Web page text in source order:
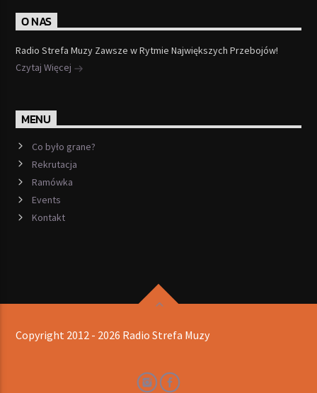
O NAS
Radio Strefa Muzy Zawsze w Rytmie Największych Przebojów!
Czytaj Więcej
MENU
Co było grane?
Rekrutacja
Ramówka
Events
Kontakt
Copyright 2012 - 2026 Radio Strefa Muzy